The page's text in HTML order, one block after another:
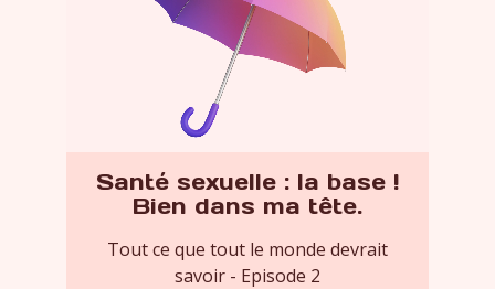
Santé sexuelle : la base !
Bien dans ma tête.
Tout ce que tout le monde devrait
savoir - Episode 2